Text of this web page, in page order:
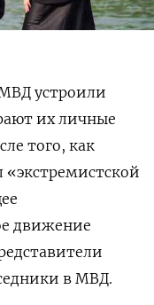
устроили
их личные
того, как
«экстремистской
движение
в МВД.